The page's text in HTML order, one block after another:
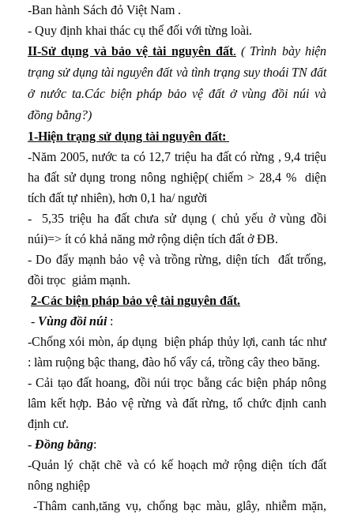
-Ban hành Sách đỏ Việt Nam .
- Quy định khai thác cụ thể đối với từng loài.
II-Sử dụng và bảo vệ tài nguyên đất. ( Trình bày hiện
trạng sử dụng tài nguyên đất và tình trạng suy thoái TN đất
ở nước ta.Các biện pháp bảo vệ đất ở vùng đồi núi và
đồng bằng?)
1-Hiện trạng sử dụng tài nguyên đất:
-Năm 2005, nước ta có 12,7 triệu ha đất có rừng , 9,4 triệu
ha đất sử dụng trong nông nghiệp( chiếm > 28,4 % diện
tích đất tự nhiên), hơn 0,1 ha/ người
- 5,35 triệu ha đất chưa sử dụng ( chủ yếu ở vùng đồi
núi)=> ít có khả năng mở rộng diện tích đất ở ĐB.
- Do đẩy mạnh bảo vệ và trồng rừng, diện tích đất trống,
đồi trọc giảm mạnh.
2-Các biện pháp bảo vệ tài nguyên đất.
- Vùng đồi núi:
-Chống xói mòn, áp dụng biện pháp thủy lợi, canh tác như
: làm ruộng bậc thang, đào hố vẩy cá, trồng cây theo băng.
- Cải tạo đất hoang, đồi núi trọc bằng các biện pháp nông
lâm kết hợp. Bảo vệ rừng và đất rừng, tổ chức định canh
định cư.
- Đồng bằng:
-Quản lý chặt chẽ và có kế hoạch mở rộng diện tích đất
nông nghiệp
-Thâm canh,tăng vụ, chống bạc màu, glây, nhiễm mặn,